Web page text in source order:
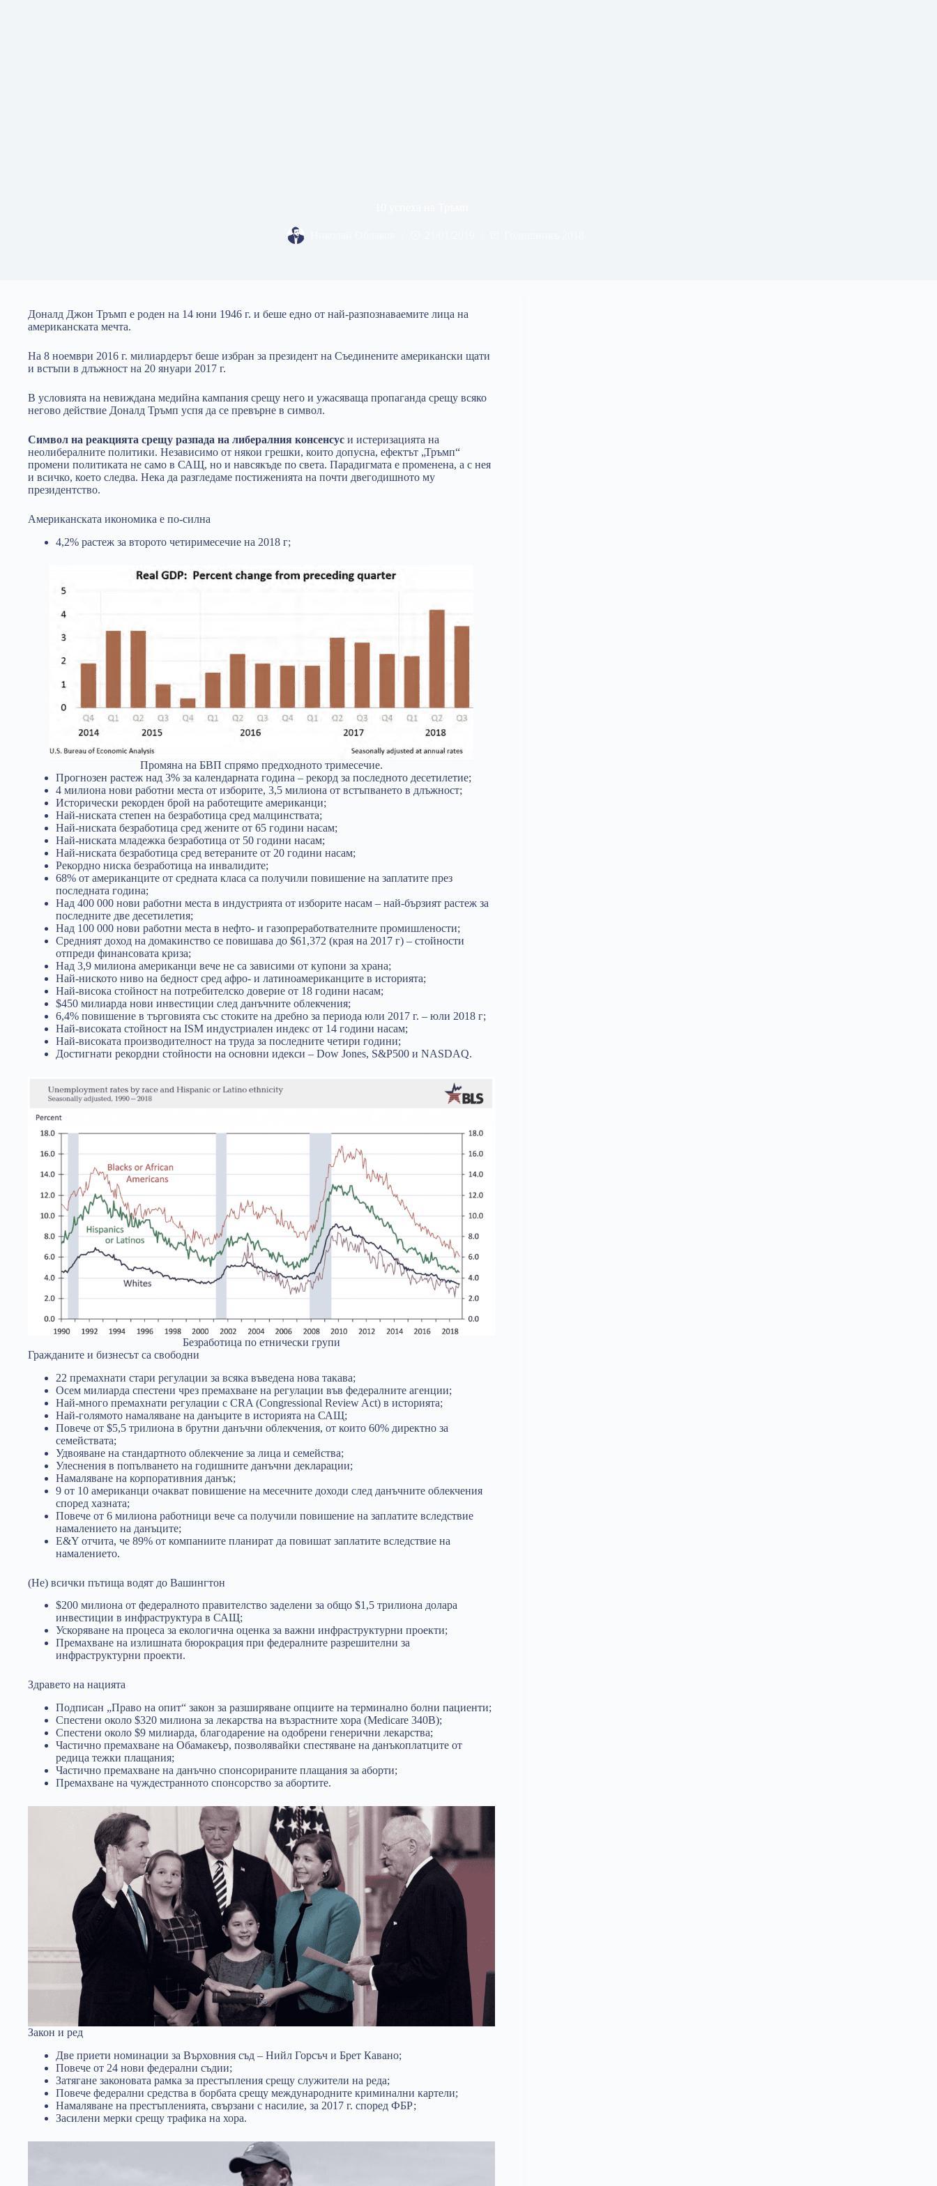
Доналд Джон Тръмп е роден на 14 юни 1946 г. и беше едно от най-разпознаваемите лица на
американската мечта.
На 8 ноември 2016 г. милиардерът беше избран за президент на Съединените американски щати
и встъпи в длъжност на 20 януари 2017 г.
В условията на невиждана медийна кампания срещу него и ужасяваща пропаганда срещу всяко
негово действие Доналд Тръмп успя да се превърне в символ.
Символ на реакцията срещу разпадa на либералния консенсус и истеризацията на
неолибералните политики. Независимо от някои грешки, които допусна, ефектът „Тръмп“
промени политиката не само в САЩ, но и навсякъде по света. Парадигмата е променена, а с нея
и всичко, което следва. Нека да разгледаме постиженията на почти двегодишното му
президентство.
Американската икономика е по-силна
4,2% растеж за второто четиримесечие на 2018 г;
Промяна на БВП спрямо предходното тримесечие.
Прогнозен растеж над 3% за календарната година – рекорд за последното десетилетие;
4 милиона нови работни места от изборите, 3,5 милиона от встъпването в длъжност;
Исторически рекорден брой на работещите американци;
Най-ниската степен на безработица сред малцинствата;
Най-ниската безработица сред жените от 65 години насам;
Най-ниската младежка безработица от 50 години насам;
Най-ниската безработица сред ветераните от 20 години насам;
Рекордно ниска безработица на инвалидите;
68% от американците от средната класа са получили повишение на заплатите през
последната година;
Над 400 000 нови работни места в индустрията от изборите насам – най-бързият растеж за
последните две десетилетия;
Над 100 000 нови работни места в нефто- и газопреработвателните промишлености;
Средният доход на домакинство се повишава до $61,372 (края на 2017 г) – стойности
отпреди финансовата криза;
Над 3,9 милиона американци вече не са зависими от купони за храна;
Най-ниското ниво на бедност сред афро- и латиноамериканците в историята;
Най-висока стойност на потребителско доверие от 18 години насам;
$450 милиарда нови инвестиции след данъчните облекчения;
6,4% повишение в търговията със стоките на дребно за периода юли 2017 г. – юли 2018 г;
Най-високата стойност на ISM индустриален индекс от 14 години насам;
Най-високата производителност на труда за последните четири години;
Достигнати рекордни стойности на основни идекси – Dow Jones, S&P500 и NASDAQ.
Безработица по етнически групи
Гражданите и бизнесът са свободни
22 премахнати стари регулации за всяка въведена нова такава;
Осем милиарда спестени чрез премахване на регулации във федералните агенции;
Най-много премахнати регулации с CRA (Congressional Review Act) в историята;
Най-голямото намаляване на данъците в историята на САЩ;
Повече от $5,5 трилиона в брутни данъчни облекчения, от които 60% директно за
семействата;
Удвояване на стандартното облекчение за лица и семейства;
Улеснения в попълването на годишните данъчни декларации;
Намаляване на корпоративния данък;
9 от 10 американци очакват повишение на месечните доходи след данъчните облекчения
според хазната;
Повече от 6 милиона работници вече са получили повишение на заплатите вследствие
намалението на данъците;
E&Y отчита, че 89% от компаниите планират да повишат заплатите вследствие на
намалението.
(Не) всички пътища водят до Вашингтон
$200 милиона от федералното правителство заделени за общо $1,5 трилиона долара
инвестиции в инфраструктура в САЩ;
Ускоряване на процеса за екологична оценка за важни инфраструктурни проекти;
Премахване на излишната бюрокрация при федералните разрешителни за
инфраструктурни проекти.
Здравето на нацията
Подписан „Право на опит“ закон за разширяване опциите на терминално болни пациенти;
Спестени около $320 милиона за лекарства на възрастните хора (Medicare 340B);
Спестени около $9 милиарда, благодарение на одобрени генерични лекарства;
Частично премахване на Обамакеър, позволявайки спестяване на данъкоплатците от
редица тежки плащания;
Частично премахване на данъчно спонсорираните плащания за аборти;
Премахване на чуждестранното спонсорство за абортите.
Закон и ред
Две приети номинации за Върховния съд – Нийл Горсъч и Брет Кавано;
Повече от 24 нови федерални съдии;
Затягане законовата рамка за престъпления срещу служители на реда;
Повече федерални средства в борбата срещу международните криминални картели;
Намаляване на престъпленията, свързани с насилие, за 2017 г. според ФБР;
Засилени мерки срещу трафика на хора.